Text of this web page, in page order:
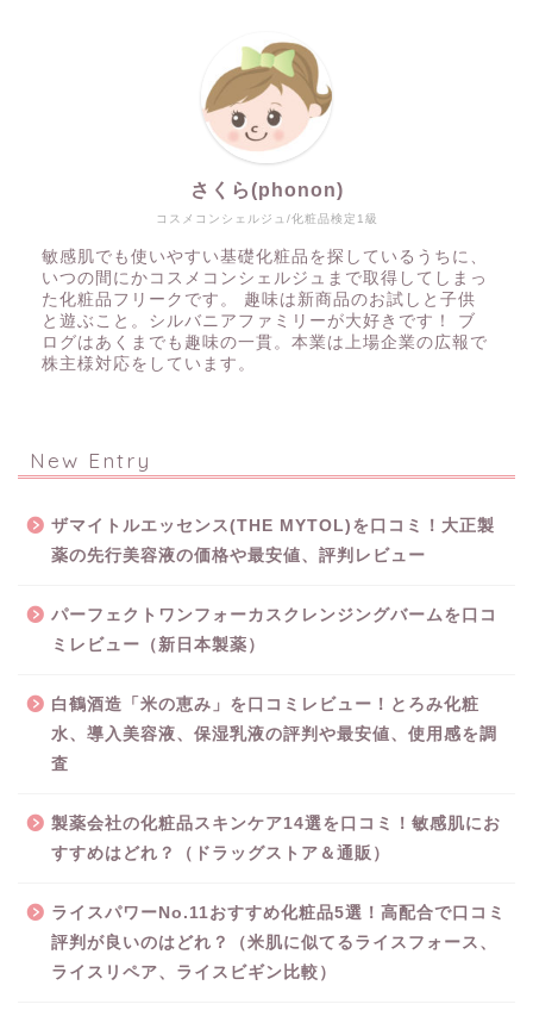
コスメコンシェルジュ/化粧品検定1級
さくら(phonon)
敏感肌でも使いやすい基礎化粧品を探しているうちに、
いつの間にかコスメコンシェルジュまで取得してしまっ
た化粧品フリークです。 趣味は新商品のお試しと子供
と遊ぶこと。シルバニアファミリーが大好きです！ ブ
ログはあくまでも趣味の一貫。本業は上場企業の広報で
株主様対応をしています。
New Entry
ザマイトルエッセンス(THE MYTOL)を口コミ！大正製
薬の先行美容液の価格や最安値、評判レビュー
パーフェクトワンフォーカスクレンジングバームを口コ
ミレビュー（新日本製薬）
白鶴酒造「米の恵み」を口コミレビュー！とろみ化粧
水、導入美容液、保湿乳液の評判や最安値、使用感を調
査
製薬会社の化粧品スキンケア14選を口コミ！敏感肌にお
すすめはどれ？（ドラッグストア＆通販）
ライスパワーNo.11おすすめ化粧品5選！高配合で口コミ
評判が良いのはどれ？（米肌に似てるライスフォース、
ライスリペア、ライスビギン比較）